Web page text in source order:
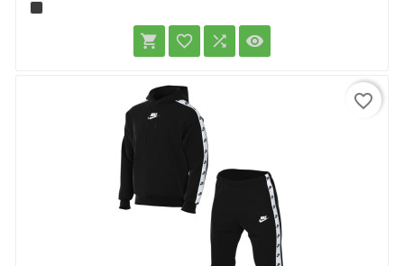
   
favorite_border